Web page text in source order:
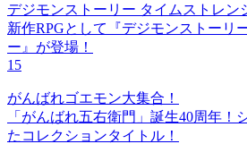
デジモンストーリー タイムストレン
新作RPGとして『デジモンストーリ
ー』が登場！
15
がんばれゴエモン大集合！
「がんばれ五右衛門」誕生40周年！
たコレクションタイトル！